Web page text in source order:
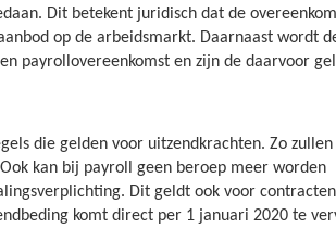
Dit betekent juridisch dat de
op de arbeidsmarkt. Daarnaast wordt
payrollovereenkomst en zijn de daarvoor
die gelden voor uitzendkrachten. Zo zullen
kan bij payroll geen beroep meer worden
Dit geldt ook voor contracten
komt direct per 1 januari 2020 te